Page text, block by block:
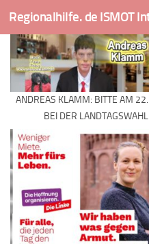
Skip to content
ANDREAS KLAMM: BITTE AM
BEI DER